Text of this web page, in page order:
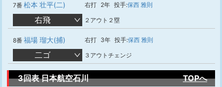
7番 松本 壮平(二) 右打 2年 投手:保西 雅則
右飛 ２アウト２塁
8番 福場 瑠大(捕) 右打 3年 投手:保西 雅則
二ゴ ３アウトチェンジ
3回表 日本航空石川 TOPへ